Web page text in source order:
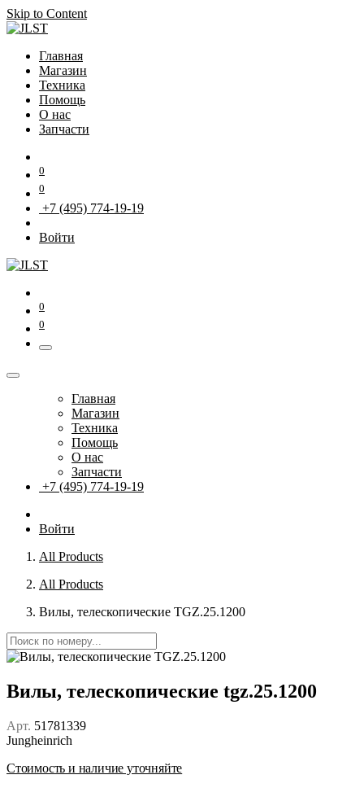
Skip to Content
Главная
Магазин
Техника
Помощь
О нас
Запчасти
0
0
+7 (495) 774-19-19
Войти
0
0
Главная
Магазин
Техника
Помощь
О нас
Запчасти
+7 (495) 774-19-19
Войти
All Products
All Products
Вилы, телескопические TGZ.25.1200
Вилы, телескопические tgz.25.1200
Арт. 51781339
Jungheinrich
Стоимость и наличие уточняйте